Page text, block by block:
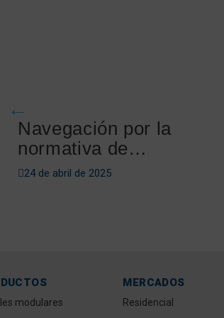
Navegación por la
normativa de
navegación de
24 de abril de 2025
modulares
MERCADOS
Residencial